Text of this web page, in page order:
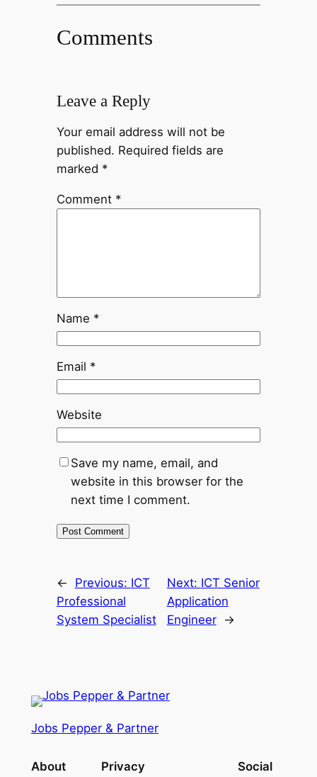
Comments
Leave a Reply
Your email address will not be
published. Required fields are
marked *
Comment *
Name *
Email *
Website
Save my name, email, and
website in this browser for the
next time I comment.
← Previous: ICT
Professional
System Specialist
Next: ICT Senior
Application
Engineer
→
Jobs Pepper & Partner
About Privacy Social